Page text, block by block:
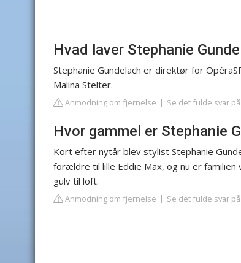
Hvad laver Stephanie
Stephanie Gundelach er direktør for
Malina Stelter.
Anmodning om fjernelse Se det fulde svar
Hvor gammel er Stephanie
Kort efter nytår blev stylist Stephanie
forældre til lille Eddie Max, og nu er
gulv til loft.
Anmodning om fjernelse Se det fulde svar